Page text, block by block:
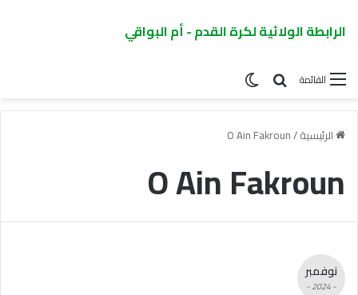
الرابطة الولائية لكرة القدم - أم البواقي
القائمة
الرئيسية/
O Ain Fakroun
O Ain Fakroun
نوفمبر
- 2024 -